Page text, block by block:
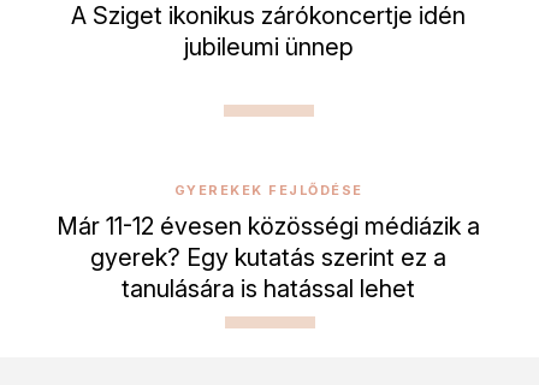
A Sziget ikonikus zárókoncertje idén
jubileumi ünnep
GYEREKEK FEJLŐDÉSE
Már 11-12 évesen közösségi médiázik a
gyerek? Egy kutatás szerint ez a
tanulására is hatással lehet